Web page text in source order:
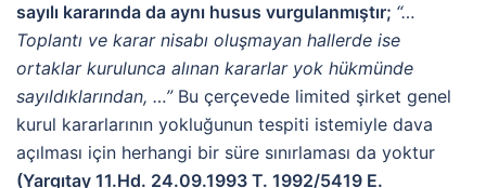
sayılı kararında da aynı husus vurgulanmıştır; “…
Toplantı ve karar nisabı oluşmayan hallerde ise
ortaklar kurulunca alınan kararlar yok hükmünde
sayıldıklarından, …” Bu çerçevede limited şirket genel
kurul kararlarının yokluğunun tespiti istemiyle dava
açılması için herhangi bir süre sınırlaması da yoktur
(Yargıtay 11.Hd. 24.09.1993 T. 1992/5419 E.